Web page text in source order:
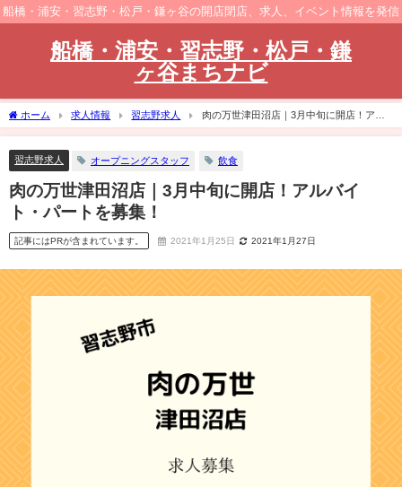
船橋・浦安・習志野・松戸・鎌ヶ谷の開店閉店、求人、イベント情報を発信
船橋・浦安・習志野・松戸・鎌
ヶ谷まちナビ
ホーム 求人情報 習志野求人
肉の万世津田沼店｜3月中旬に開店！アル
バイト・パートを募集！
習志野求人 オープニングスタッフ 飲食
肉の万世津田沼店｜3月中旬に開店！アルバイ
ト・パートを募集！
記事にはPRが含まれています。 2021年1月25日 2021年1月27日